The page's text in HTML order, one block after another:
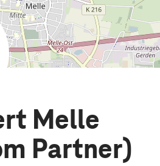
Melle
Partner)